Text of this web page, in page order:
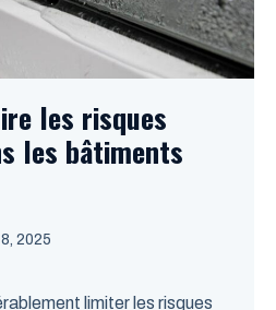
les risques
les bâtiments
2025
limiter les risques